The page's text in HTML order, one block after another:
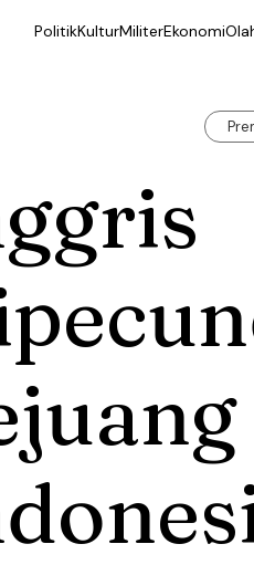
PolitikKulturMiliterEkonomi